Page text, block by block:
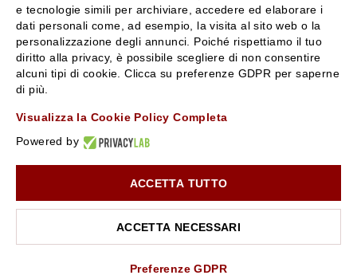
Pagamenti
Spedizione
Condizioni generali di vendita
Privacy Policy
Contattaci
Negozi
Attiva la Rossi Card
Lavora con noi
Rossi Profumi Spa - Via Emilia Santo Stefano 9, 42121 Reggio Emilia - CF e
P.IVA 01351170350 - REA RE-179054 Cap.Soc. € 120.000,00 i.v. - PEC
10% di Sconto sul primo ordine!*
Iscriviti alla newsletter e rimani aggiornato con le novità e
le promozioni Rossi Profumi.
*Il Buono non si applica su Articoli in Promozione
ISCRIVITI ALLA NEWSLETTER
e tecnologie simili per archiviare, accedere ed elaborare i
dati personali come, ad esempio, la visita al sito web o la
personalizzazione degli annunci. Poiché rispettiamo il tuo
diritto alla privacy, è possibile scegliere di non consentire
alcuni tipi di cookie. Clicca su preferenze GDPR per saperne
di più.
Visualizza la Cookie Policy Completa
Powered by
ACCETTA TUTTO
ACCETTA NECESSARI
Preferenze GDPR